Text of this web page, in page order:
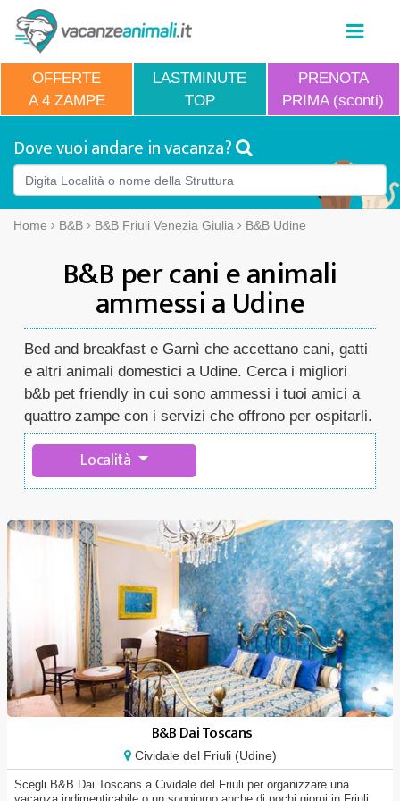
OFFERTE
A 4 ZAMPE
LASTMINUTE
TOP
PRENOTA
PRIMA (sconti)
Dove vuoi andare in vacanza?
Home B&B B&B Friuli Venezia Giulia B&B Udine
B&B per cani e animali
ammessi a Udine
Bed and breakfast e Garnì che accettano cani, gatti
e altri animali domestici a Udine. Cerca i migliori
b&b pet friendly in cui sono ammessi i tuoi amici a
quattro zampe con i servizi che offrono per ospitarli.
Località
B&B Dai Toscans
Cividale del Friuli (Udine)
Scegli B&B Dai Toscans a Cividale del Friuli per organizzare una